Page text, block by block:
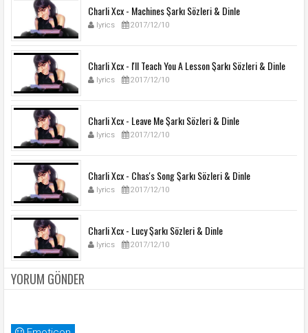
Charli Xcx - Machines Şarkı Sözleri & Dinle
lyrics 2017/12/10
Charli Xcx - I'll Teach You A Lesson Şarkı Sözleri & Dinle
lyrics 2017/12/10
Charli Xcx - Leave Me Şarkı Sözleri & Dinle
lyrics 2017/12/10
Charli Xcx - Chas's Song Şarkı Sözleri & Dinle
lyrics 2017/12/10
Charli Xcx - Lucy Şarkı Sözleri & Dinle
lyrics 2017/12/10
YORUM GÖNDER